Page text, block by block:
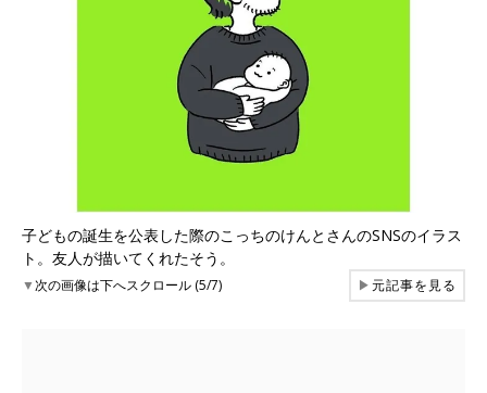
子どもの誕生を公表した際のこっちのけんとさんのSNSのイラス
ト。友人が描いてくれたそう。
▼次の画像は下へスクロール (5/7) ▶元記事を見る